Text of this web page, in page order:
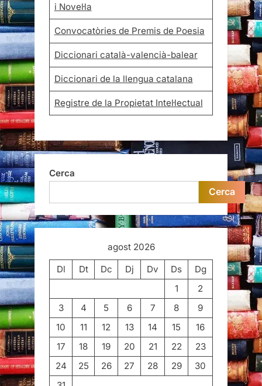
i Novel·la
Convocatòries de Premis de Poesia
Diccionari català-valencià-balear
Diccionari de la llengua catalana
Registre de la Propietat Intel·lectual
Cerca
Cerca
agost 2026
Dl
Dt Dc Dj Dv Ds
Dg
1
2
3
4 5 6 7 8
9
10
11 12 13 14 15
16
17
18 19 20 21 22
23
24
25 26 27 28 29
30